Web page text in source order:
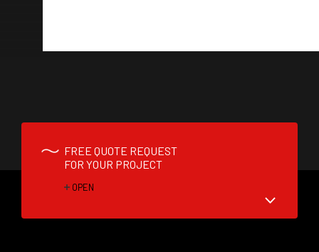
FREE QUOTE REQUEST
FOR YOUR PROJECT
OPEN